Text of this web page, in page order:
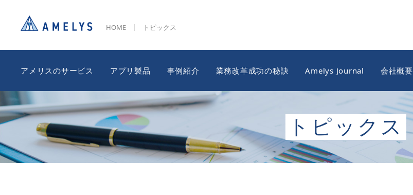
HOME トピックス
アメリスのサービス アプリ製品 事例紹介 業務改革成功の秘訣 Amelys Journal 会社概要
トピックス